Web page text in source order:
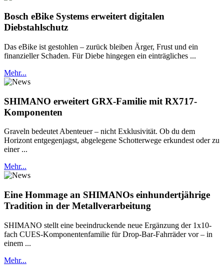
Bosch eBike Systems erweitert digitalen
Diebstahlschutz
Das eBike ist gestohlen – zurück bleiben Ärger, Frust und ein
finanzieller Schaden. Für Diebe hingegen ein einträgliches ...
Mehr...
SHIMANO erweitert GRX-Familie mit RX717-
Komponenten
Graveln bedeutet Abenteuer – nicht Exklusivität. Ob du dem
Horizont entgegenjagst, abgelegene Schotterwege erkundest oder zu
einer ...
Mehr...
Eine Hommage an SHIMANOs einhundertjährige
Tradition in der Metallverarbeitung
SHIMANO stellt eine beeindruckende neue Ergänzung der 1x10-
fach CUES-Komponentenfamilie für Drop-Bar-Fahrräder vor – in
einem ...
Mehr...